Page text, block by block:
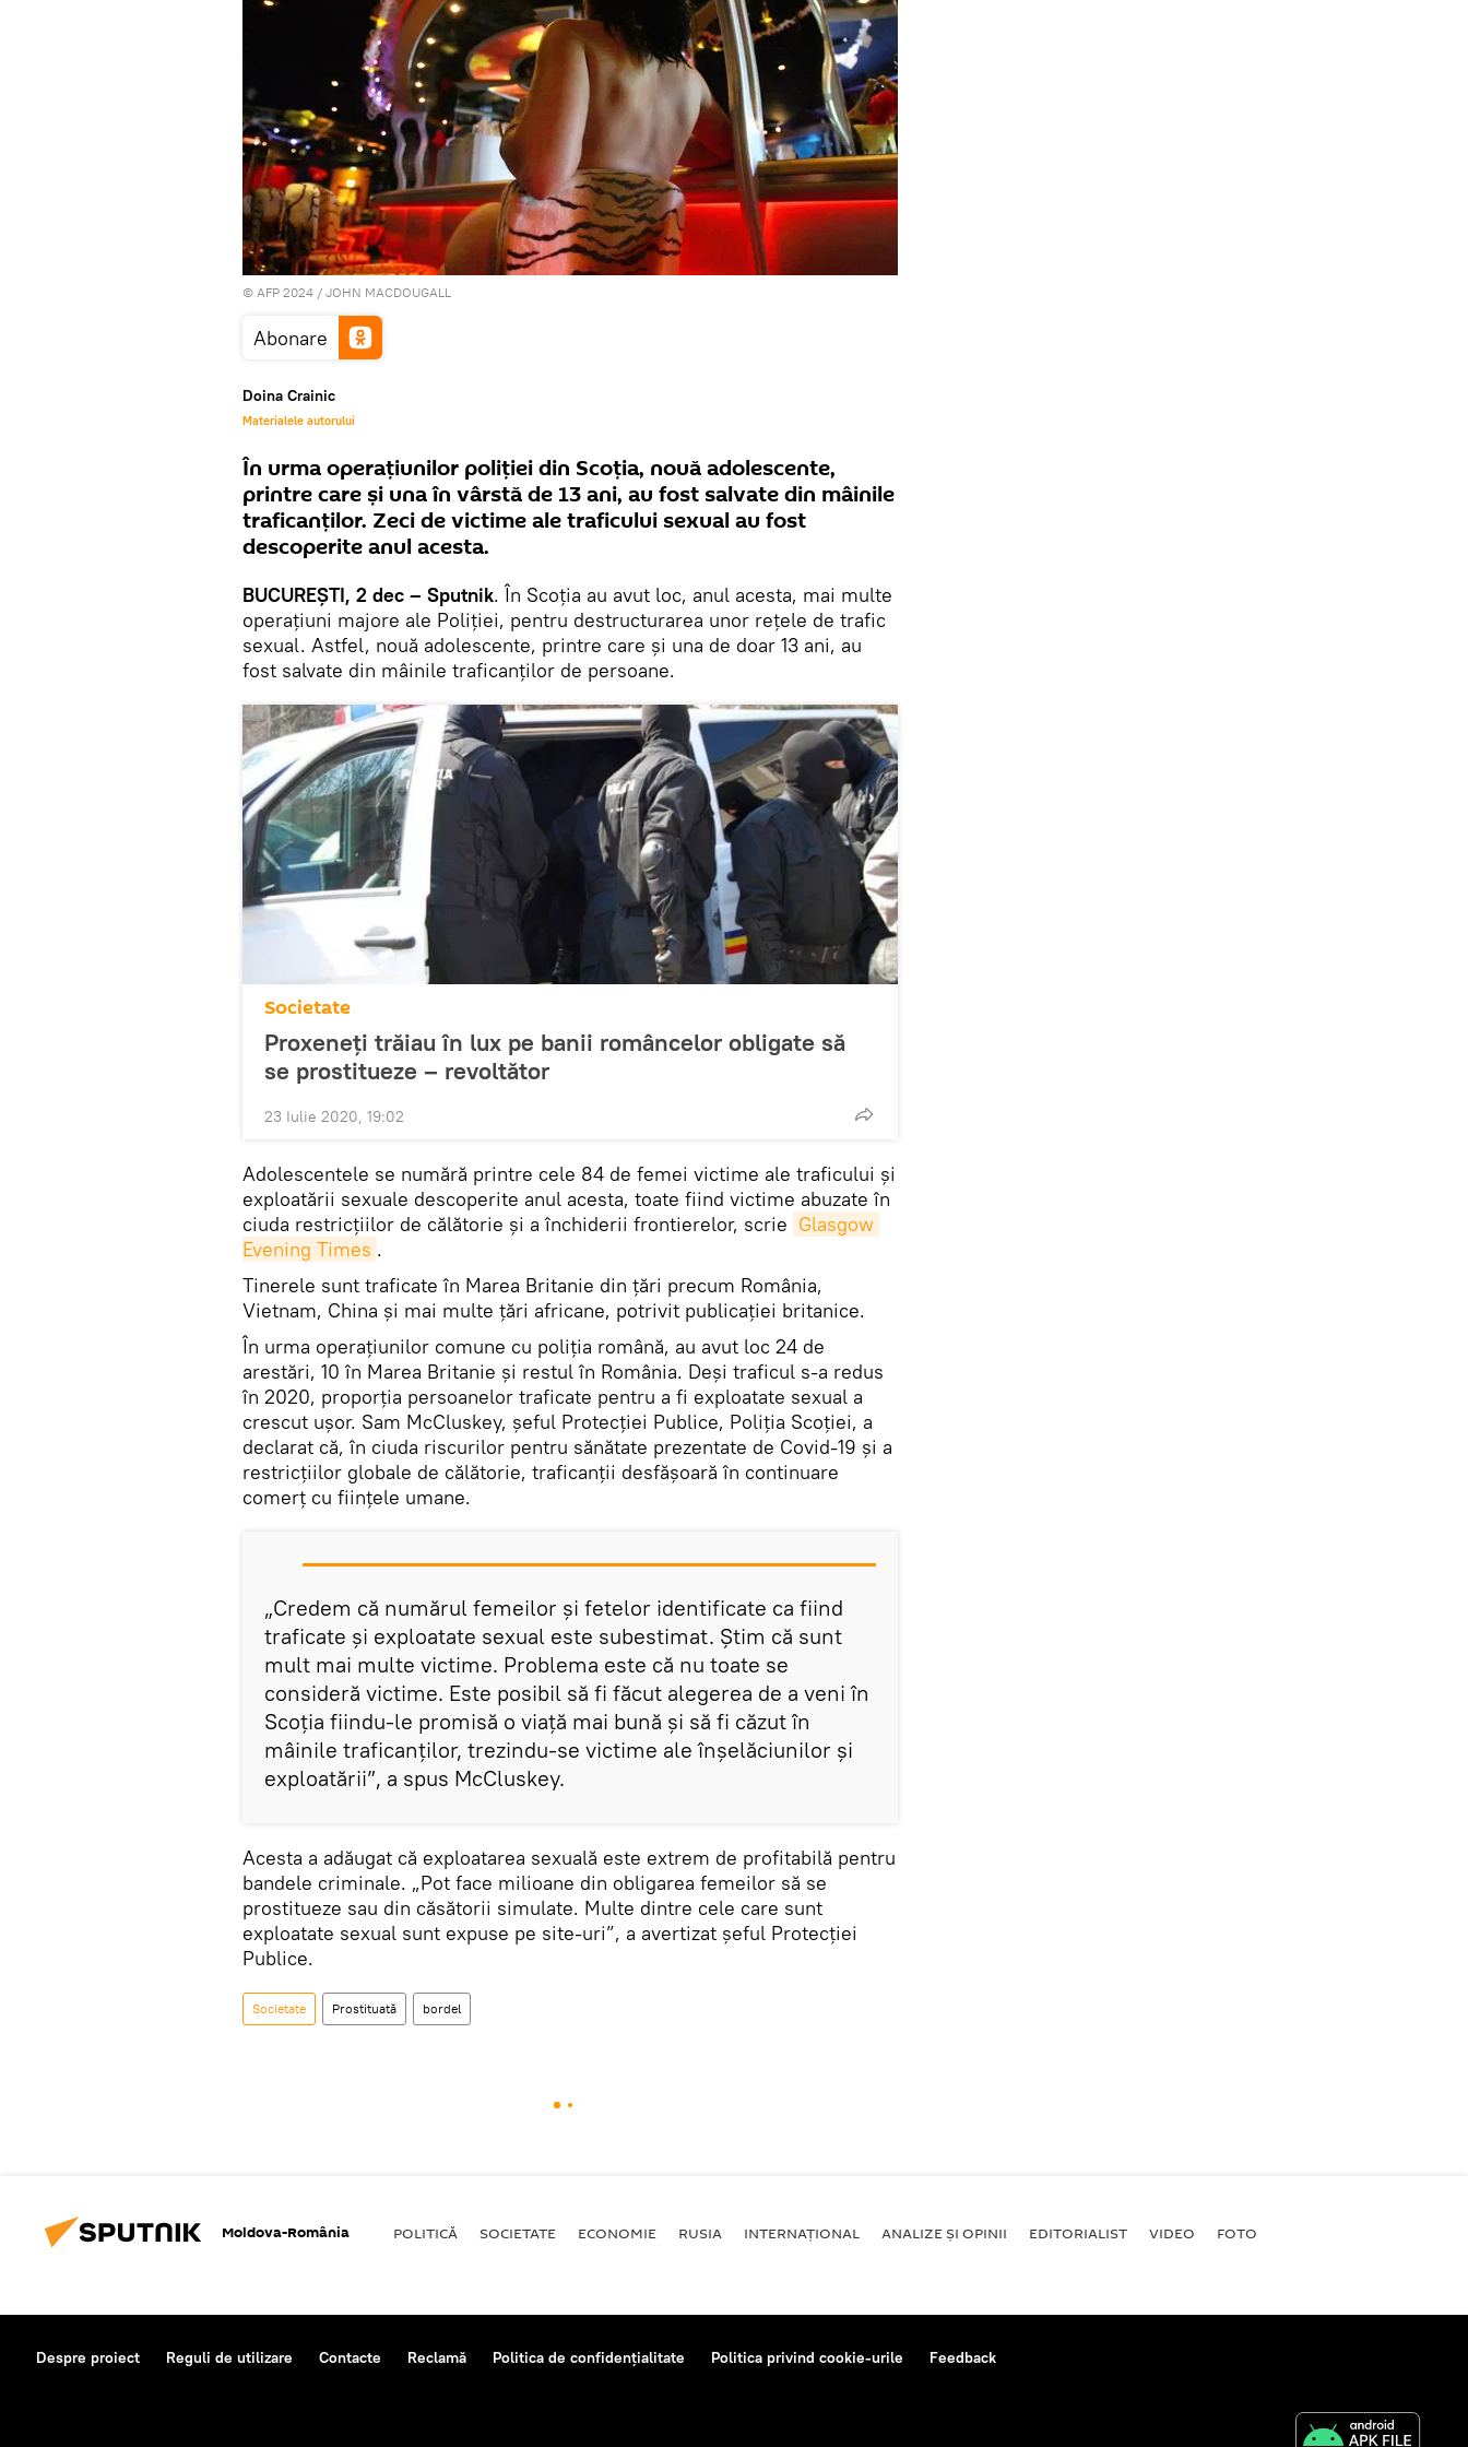
© AFP 2024 / JOHN MACDOUGALL
Abonare
Doina Crainic
Materialele autorului
În urma operațiunilor poliției din Scoția, nouă adolescente,
printre care și una în vârstă de 13 ani, au fost salvate din mâinile
traficanţilor. Zeci de victime ale traficului sexual au fost
descoperite anul acesta.
BUCUREŞTI, 2 dec – Sputnik. În Scoţia au avut loc, anul acesta, mai multe
operațiuni majore ale Poliţiei, pentru destructurarea unor reţele de trafic
sexual. Astfel, nouă adolescente, printre care și una de doar 13 ani, au
fost salvate din mâinile traficanților de persoane.
Societate
Proxeneţi trăiau în lux pe banii româncelor obligate să
se prostitueze – revoltător
23 Iulie 2020, 19:02
Adolescentele se numără printre cele 84 de femei victime ale traficului și
exploatării sexuale descoperite anul acesta, toate fiind victime abuzate în
ciuda restricțiilor de călătorie și a închiderii frontierelor, scrie Glasgow
Evening Times .
Tinerele sunt traficate în Marea Britanie din țări precum România,
Vietnam, China și mai multe țări africane, potrivit publicaţiei britanice.
În urma operațiunilor comune cu poliția română, au avut loc 24 de
arestări, 10 în Marea Britanie și restul în România. Deşi traficul s-a redus
în 2020, proporția persoanelor traficate pentru a fi exploatate sexual a
crescut ușor. Sam McCluskey, șeful Protecției Publice, Poliția Scoției, a
declarat că, în ciuda riscurilor pentru sănătate prezentate de Covid-19 și a
restricțiilor globale de călătorie, traficanții desfășoară în continuare
comerț cu ființele umane.
„Credem că numărul femeilor și fetelor identificate ca fiind
traficate și exploatate sexual este subestimat. Știm că sunt
mult mai multe victime. Problema este că nu toate se
consideră victime. Este posibil să fi făcut alegerea de a veni în
Scoția fiindu-le promisă o viaţă mai bună și să fi căzut în
mâinile traficanților, trezindu-se victime ale înșelăciunilor și
exploatării”, a spus McCluskey.
Acesta a adăugat că exploatarea sexuală este extrem de profitabilă pentru
bandele criminale. „Pot face milioane din obligarea femeilor să se
prostitueze sau din căsătorii simulate. Multe dintre cele care sunt
exploatate sexual sunt expuse pe site-uri”, a avertizat șeful Protecției
Publice.
Societate Prostituată bordel
Moldova-România POLITICĂ SOCIETATE ECONOMIE RUSIA INTERNAŢIONAL ANALIZE ȘI OPINII EDITORIALIST VIDEO FOTO
Despre proiect Reguli de utilizare Contacte Reclamă Politica de confidențialitate Politica privind cookie-urile Feedback